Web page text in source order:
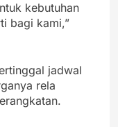
kebutuhan
bagi kami,”
jadwal
rela